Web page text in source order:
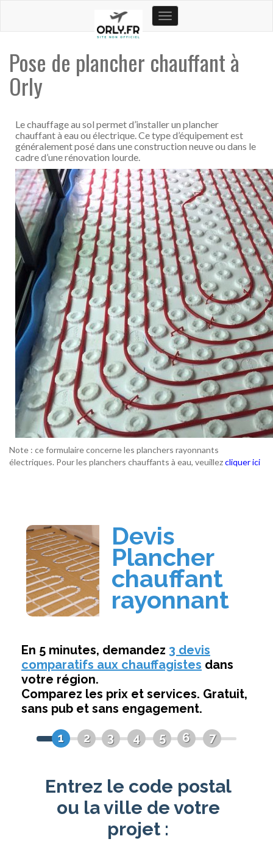
Toggle
navigation
Pose de plancher chauffant à
Orly
Le chauffage au sol permet d’installer un plancher
chauffant à eau ou électrique. Ce type d’équipement est
généralement posé dans une construction neuve ou dans le
cadre d’une rénovation lourde.
Note : ce formulaire concerne les planchers rayonnants
électriques. Pour les planchers chauffants à eau, veuillezcliquer ici